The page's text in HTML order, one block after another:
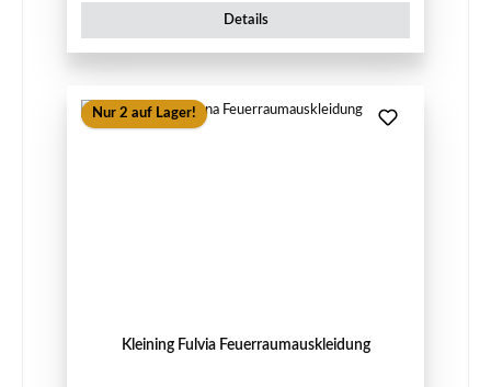
Details
Nur 2 auf Lager!
Kleining Fulvia Feuerraumauskleidung